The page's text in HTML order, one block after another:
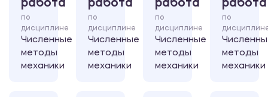
работа
по
дисциплине
Численные
методы
механики
работа
по
дисциплине
Численные
методы
механики
работа
по
дисциплине
Численные
методы
механики
работа
по
методы
механики